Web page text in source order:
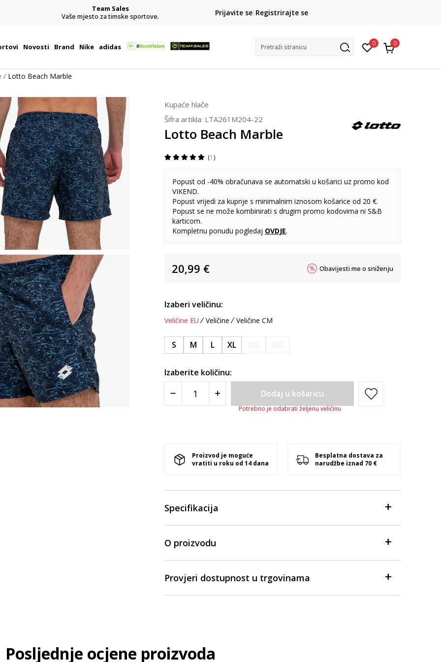
Team Sales
Vaše mjesto za timske sportove.
CLICK& COLLECT
besplatno preuzimanje u trgovini
Prijavite se Registrirajte se
Novosti Brand Nike adidas Pretraži stranicu 0 0
Lotto Beach Marble
Kupaće hlače
Šifra artikla: LTA261M204-22
Lotto Beach Marble
1
Popust od -40% obračunava se automatski u košarici uz promo kod
VIKEND.
Popust vrijedi za kupnje s minimalnim iznosom košarice od 20 €.
Popust se ne može kombinirati s drugim promo kodovima ni S&B
karticom.
Kompletnu ponudu pogledaj OVDJE.
20,99 € Obavijesti me o sniženju
Izaberi veličinu:
Veličine EU Veličine Veličine CM
S M L XL
Izaberite količinu:
Dodaj u košaricu
Potrebno je odabrati željenu veličinu
Proizvod je moguće
vratiti u roku od 14 dana
Besplatna dostava za
narudžbe iznad 70 €
Specifikacija
O proizvodu
Provjeri dostupnost u trgovinama
Posljednje ocjene proizvoda